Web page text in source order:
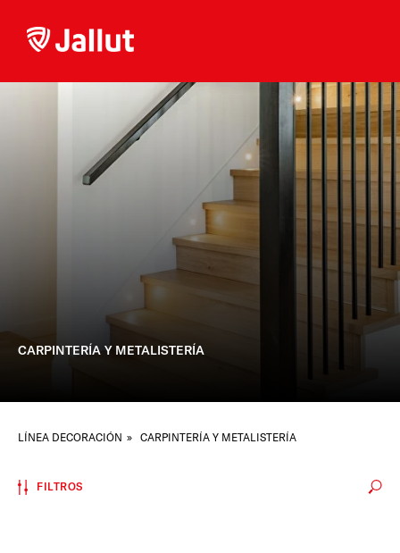
CARPINTERÍA Y METALISTERÍA
LÍNEA DECORACIÓN » CARPINTERÍA Y METALISTERÍA
FILTROS